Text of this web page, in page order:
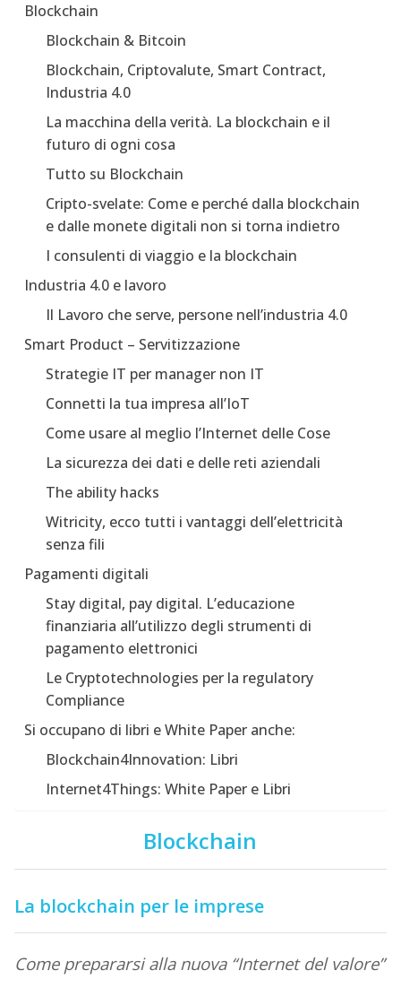
Blockchain
Blockchain & Bitcoin
Blockchain, Criptovalute, Smart Contract,
Industria 4.0
La macchina della verità. La blockchain e il
futuro di ogni cosa
Tutto su Blockchain
Cripto-svelate: Come e perché dalla blockchain
e dalle monete digitali non si torna indietro
I consulenti di viaggio e la blockchain
Industria 4.0 e lavoro
Il Lavoro che serve, persone nell’industria 4.0
Smart Product – Servitizzazione
Strategie IT per manager non IT
Connetti la tua impresa all’IoT
Come usare al meglio l’Internet delle Cose
La sicurezza dei dati e delle reti aziendali
The ability hacks
Witricity, ecco tutti i vantaggi dell’elettricità
senza fili
Pagamenti digitali
Stay digital, pay digital. L’educazione
finanziaria all’utilizzo degli strumenti di
pagamento elettronici
Le Cryptotechnologies per la regulatory
Compliance
Si occupano di libri e White Paper anche:
Blockchain4Innovation: Libri
Internet4Things: White Paper e Libri
Blockchain
La blockchain per le imprese
Come prepararsi alla nuova “Internet del valore”